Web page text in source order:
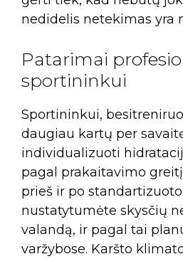
nedidelis netekimas yra
Patarimai
sportininkui
Sportininkui,
daugiau kartų per
individualizuoti
pagal prakaitavimo
prieš ir po
nustatytumėte skysčių
valandą, ir pagal tai
varžybose. Karšto